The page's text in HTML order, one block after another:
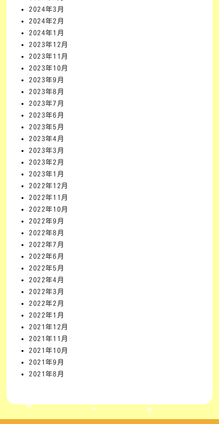
2024年3月
2024年2月
2024年1月
2023年12月
2023年11月
2023年10月
2023年9月
2023年8月
2023年7月
2023年6月
2023年5月
2023年4月
2023年3月
2023年2月
2023年1月
2022年12月
2022年11月
2022年10月
2022年9月
2022年8月
2022年7月
2022年6月
2022年5月
2022年4月
2022年3月
2022年2月
2022年1月
2021年12月
2021年11月
2021年10月
2021年9月
2021年8月